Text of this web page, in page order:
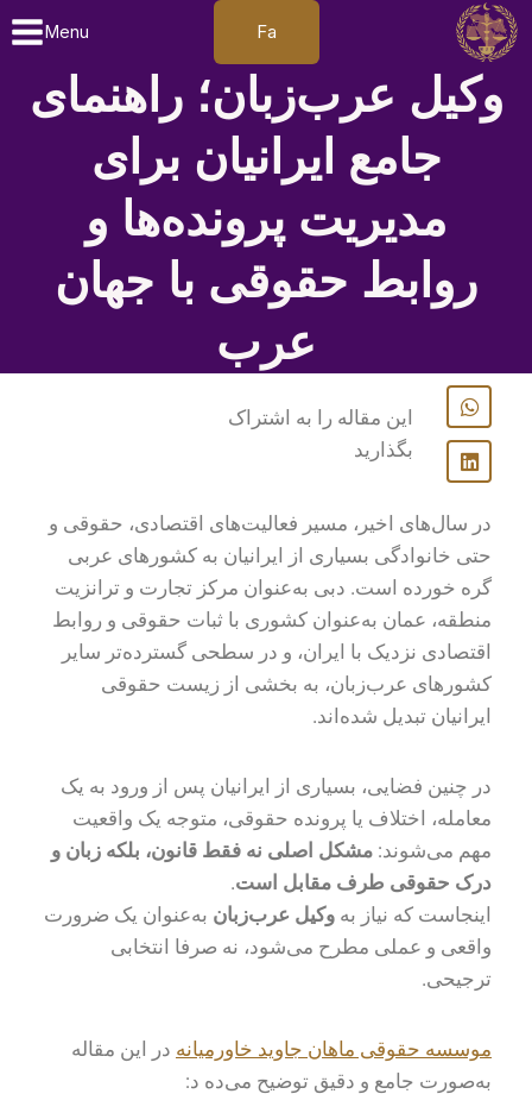
Fa
Menu
وکیل عرب‌زبان؛ راهنمای
جامع ایرانیان برای
مدیریت پرونده‌ها و
روابط حقوقی با جهان
عرب
این مقاله را به اشتراک
بگذارید
در سال‌های اخیر، مسیر فعالیت‌های اقتصادی، حقوقی و
حتی خانوادگی بسیاری از ایرانیان به کشورهای عربی
گره خورده است. دبی به‌عنوان مرکز تجارت و ترانزیت
منطقه، عمان به‌عنوان کشوری با ثبات حقوقی و روابط
اقتصادی نزدیک با ایران، و در سطحی گسترده‌تر سایر
کشورهای عرب‌زبان، به بخشی از زیست حقوقی
ایرانیان تبدیل شده‌اند.
در چنین فضایی، بسیاری از ایرانیان پس از ورود به یک
معامله، اختلاف یا پرونده حقوقی، متوجه یک واقعیت
مهم می‌شوند: مشکل اصلی نه فقط قانون، بلکه زبان و
درک حقوقی طرف مقابل است.
اینجاست که نیاز به وکیل عرب‌زبان به‌عنوان یک ضرورت
واقعی و عملی مطرح می‌شود، نه صرفا انتخابی
ترجیحی.
موسسه حقوقی ماهان جاوید خاورمیانه در این مقاله
به‌صورت جامع و دقیق توضیح می‌ده د: